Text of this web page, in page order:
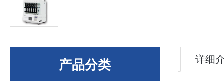
产品分类 详细